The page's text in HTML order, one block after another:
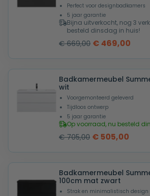
Perfect voor designbadkamers
5 jaar garantie
Bijna uitverkocht, nog 3
besteld dinsdag in huis!
€669,00 Oorspronkelijke
was:
€ 669,00.
€ 469,00
is:
€
Badkamermeubel
wit
Voorgemonteerd geleverd
Tijdloos ontwerp
5 jaar garantie
Op voorraad, nu besteld
€705,00 Oorspronkelijke
was:
€ 705,00.
€ 505,00
is:
€
Badkamermeubel
100cm mat zwart
Strak en minimalistisch design